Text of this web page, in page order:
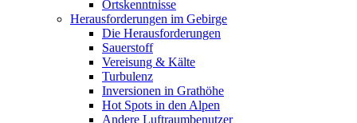
Ortskenntnisse
Herausforderungen im Gebirge
Die Herausforderungen
Sauerstoff
Vereisung & Kälte
Turbulenz
Inversionen in Grathöhe
Hot Spots in den Alpen
Andere Luftraumbenutzer